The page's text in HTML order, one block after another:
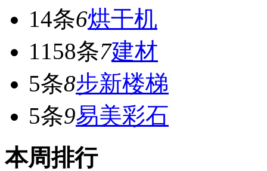
14条6烘干机
1158条7建材
5条8步新楼梯
5条9易美彩石
本周排行